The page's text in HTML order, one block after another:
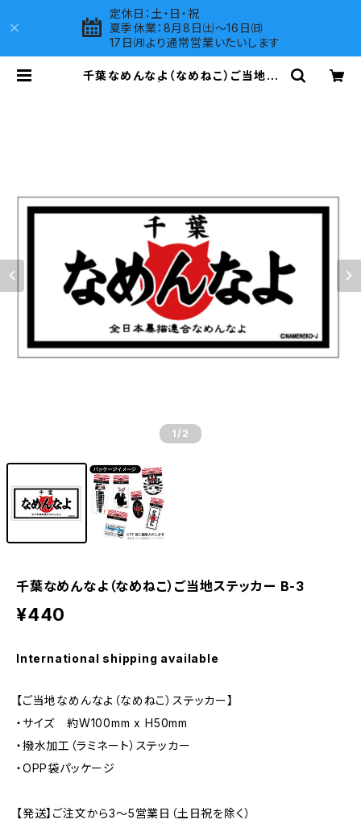
定休日：土・日・祝
夏季休業：8月8日㈯～16日㈰
17日㈪より通常営業いたいします
千葉なめんなよ（なめねこ）ご当地ス
1 /2
千葉なめんなよ（なめねこ）ご当地ステッカー B-3
¥440
International shipping available
【ご当地なめんなよ（なめねこ）ステッカー】
・サイズ 約W100mm x H50mm
・撥水加工（ラミネート）ステッカー
・OPP袋パッケージ
【発送】ご注文から3〜5営業日（土日祝を除く）